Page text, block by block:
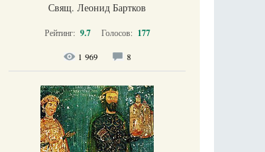
Свящ. Леонид Бартков
Рейтинг: 9.7 Голосов: 177
1 969 8